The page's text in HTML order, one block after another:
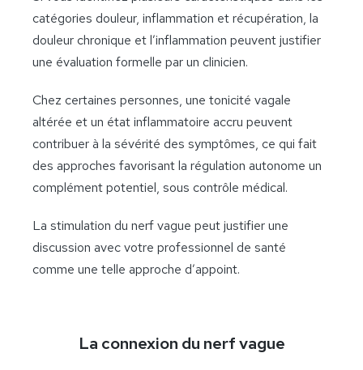
catégories douleur, inflammation et récupération, la
douleur chronique et l’inflammation peuvent justifier
une évaluation formelle par un clinicien.
Chez certaines personnes, une tonicité vagale
altérée et un état inflammatoire accru peuvent
contribuer à la sévérité des symptômes, ce qui fait
des approches favorisant la régulation autonome un
complément potentiel, sous contrôle médical.
La stimulation du nerf vague peut justifier une
discussion avec votre professionnel de santé
comme une telle approche d’appoint.
La connexion du nerf vague